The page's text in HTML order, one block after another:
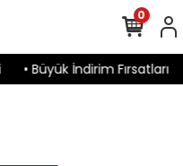
• Büyük İndirim Fırsatları
0